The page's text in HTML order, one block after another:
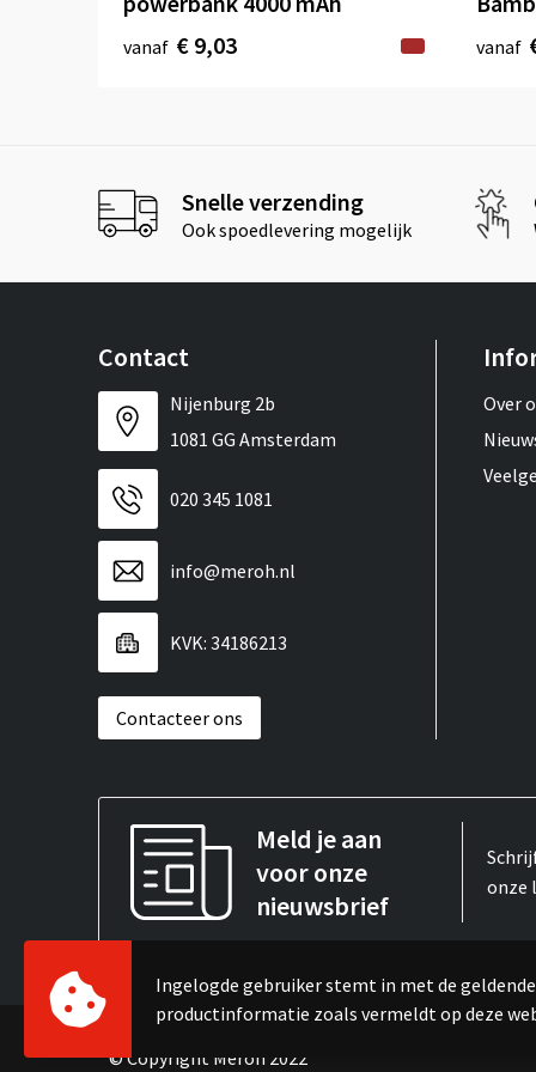
vanaf € 9,03 vanaf
Snelle verzending
Ook spoedlevering mogelijk
Contact
Nijenburg 2b
1081 GG Amsterdam
020 345 1081
info@meroh.nl
KVK: 34186213
Contacteer ons
Over
Meld je aan
voor onze
nieuwsbrief
onze
© Copyright Meroh 2022
Ingelogde gebruiker stemt in met de
productinformatie zoals vermeldt op deze